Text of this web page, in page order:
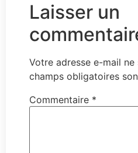
Laisser un
Votre adresse e-mail ne
champs obligatoires
Commentaire *